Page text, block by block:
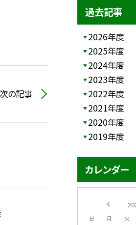
次の記事
過去記事
2026年度
2025年度
2024年度
2023年度
2022年度
2021年度
2020年度
2019年度
カレンダー
日 月 火